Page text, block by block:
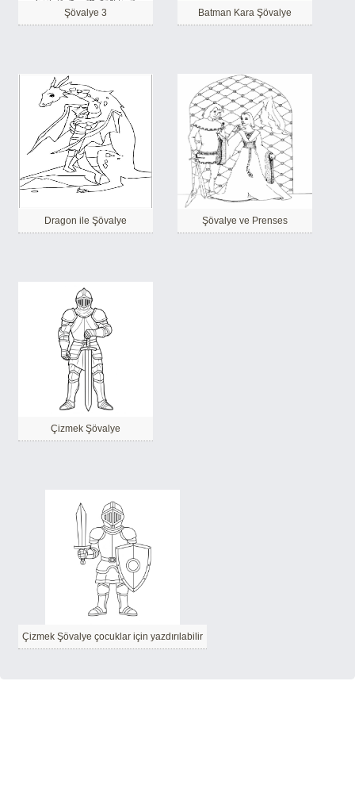
Şövalye 3 Batman Kara Şövalye
Dragon ile Şövalye Şövalye ve Prenses
Çizmek Şövalye
Çizmek Şövalye çocuklar için yazdırılabilir